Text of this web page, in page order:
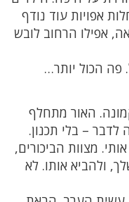
אפויות עוד נודף
אפילו הרחוב לובש
פה הכול יותר…
האור מתחלף
לדבר – בלי תכנון.
מצוות הביכורים,
ולהביא אותו. לא